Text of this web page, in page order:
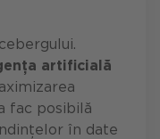
artificială
fac posibilă
în date